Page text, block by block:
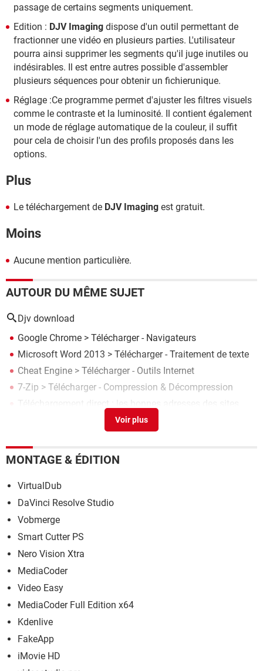
passage de certains segments uniquement.
Edition : DJV Imaging dispose d'un outil permettant de
fractionner une vidéo en plusieurs parties. L'utilisateur
pourra ainsi supprimer les segments qu'il juge inutiles ou
indésirables. Il est entre autres possible d'assembler
plusieurs séquences pour obtenir un fichierunique.
Réglage :Ce programme permet d'ajuster les filtres visuels
comme le contraste et la luminosité. Il contient également
un mode de réglage automatique de la couleur, il suffit
pour cela de choisir l'un des profils proposés dans les
options.
Plus
Le téléchargement de DJV Imaging est gratuit.
Moins
Aucune mention particulière.
AUTOUR DU MÊME SUJET
Djv download
Google Chrome > Télécharger - Navigateurs
Microsoft Word 2013 > Télécharger - Traitement de texte
Cheat Engine > Télécharger - Outils Internet
7-Zip > Télécharger - Compression & Décompression
Téléchargement direct : les bonnes adresses des sites
> Accueil - Outils
MONTAGE & ÉDITION
VirtualDub
DaVinci Resolve Studio
Vobmerge
Smart Cutter PS
Nero Vision Xtra
MediaCoder
Video Easy
MediaCoder Full Edition x64
Kdenlive
FakeApp
iMovie HD